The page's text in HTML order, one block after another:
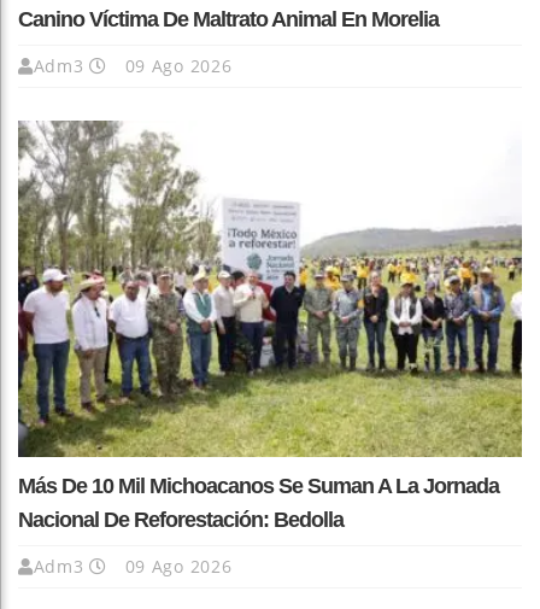
Canino Víctima De Maltrato Animal En Morelia
Adm3 09 Ago 2026
Más De 10 Mil Michoacanos Se Suman A La Jornada
Nacional De Reforestación: Bedolla
Adm3 09 Ago 2026